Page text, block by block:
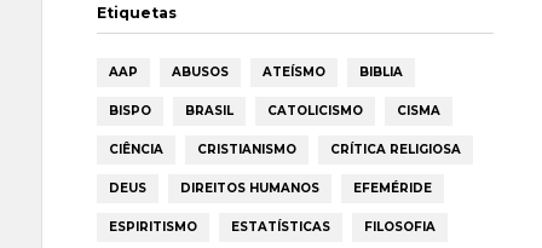
Etiquetas
AAP ABUSOS ATEÍSMO BIBLIA
BISPO BRASIL CATOLICISMO CISMA
CIÊNCIA CRISTIANISMO CRÍTICA RELIGIOSA
DEUS DIREITOS HUMANOS EFEMÉRIDE
ESPIRITISMO ESTATÍSTICAS FILOSOFIA